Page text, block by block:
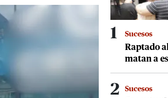
1 Sucesos
Raptado
matan a
2 Sucesos